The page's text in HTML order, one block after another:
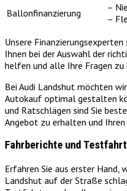
Ballonfinanzierung
–
–
Unsere
Ihnen bei der Auswahl der
helfen und alle Ihre Fragen
Bei Audi Landshut möchten
Autokauf optimal gestalten
und Ratschlägen sind Sie
Angebot zu erhalten und
Fahrberichte und
Erfahren Sie aus erster Hand,
Landshut auf der Straße